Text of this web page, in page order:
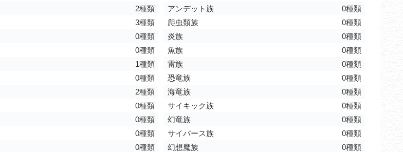
2種類
3種類
0種類
0種類
1種類
0種類
2種類
0種類
0種類
0種類
0種類
アンデット族
0種類
爬虫類族
0種類
炎族
0種類
魚族
0種類
雷族
0種類
恐竜族
0種類
海竜族
0種類
サイキック族
0種類
幻竜族
0種類
サイバース族
0種類
幻想魔族
0種類